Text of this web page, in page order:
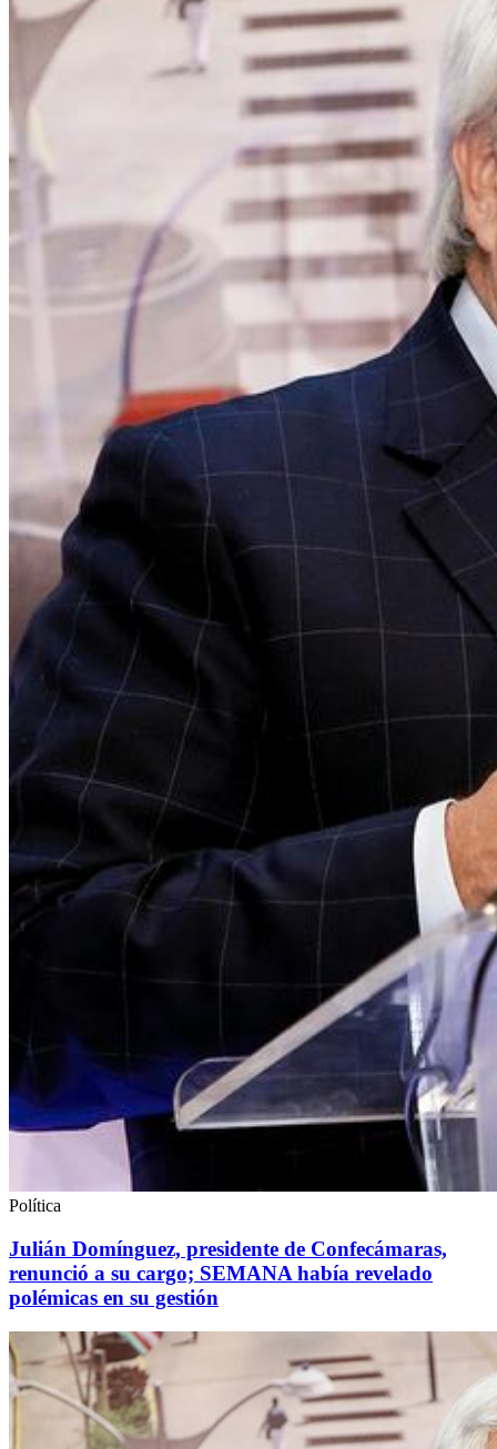
Política
Julián Domínguez, presidente de Confecámaras,
renunció a su cargo; SEMANA había revelado
polémicas en su gestión